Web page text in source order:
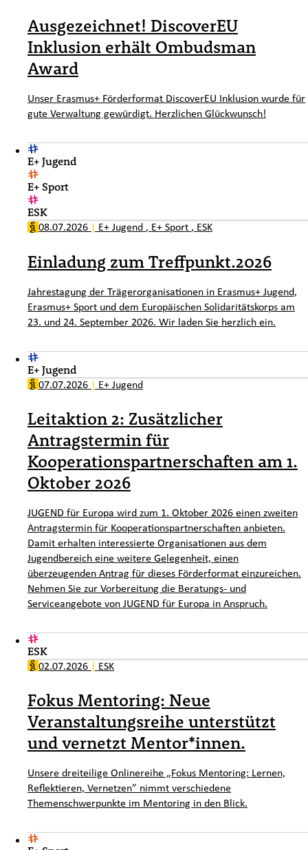
Ausgezeichnet! DiscoverEU
Inklusion erhält Ombudsman
Award
Unser Erasmus+ Förderformat DiscoverEU Inklusion wurde für
gute Verwaltung gewürdigt. Herzlichen Glückwunsch!
E+ Jugend
E+ Sport
ESK
08.07.2026 | E+ Jugend , E+ Sport , ESK
Einladung zum Treffpunkt.2026
Jahrestagung der Trägerorganisationen in Erasmus+ Jugend,
Erasmus+ Sport und dem Europäischen Solidaritätskorps am
23. und 24. September 2026. Wir laden Sie herzlich ein.
E+ Jugend
07.07.2026 | E+ Jugend
Leitaktion 2: Zusätzlicher
Antragstermin für
Kooperationspartnerschaften am 1.
Oktober 2026
JUGEND für Europa wird zum 1. Oktober 2026 einen zweiten
Antragstermin für Kooperationspartnerschaften anbieten.
Damit erhalten interessierte Organisationen aus dem
Jugendbereich eine weitere Gelegenheit, einen
überzeugenden Antrag für dieses Förderformat einzureichen.
Nehmen Sie zur Vorbereitung die Beratungs- und
Serviceangebote von JUGEND für Europa in Anspruch.
ESK
02.07.2026 | ESK
Fokus Mentoring: Neue
Veranstaltungsreihe unterstützt
und vernetzt Mentor*innen.
Unsere dreiteilige Onlinereihe „Fokus Mentoring: Lernen,
Reflektieren, Vernetzen” nimmt verschiedene
Themenschwerpunkte im Mentoring in den Blick.